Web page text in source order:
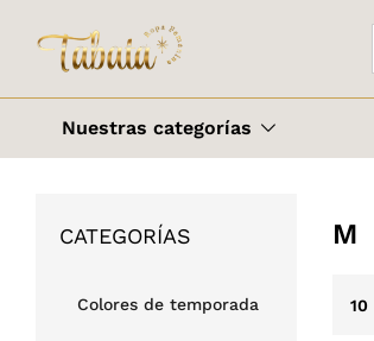
Nuestras categorías
M
10
CATEGORÍAS
Colores de temporada